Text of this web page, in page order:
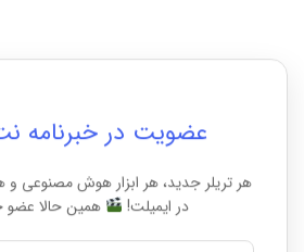
عضویت در خبرنامه نت
هر تریلر جدید، هر ابزار هوش مصنوعی و
در ایمیلت!
همین حالا عضو